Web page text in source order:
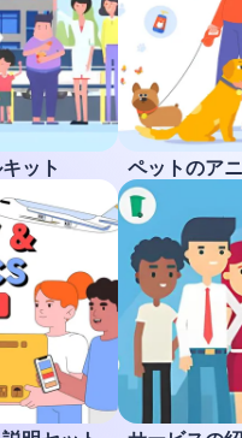
ット ペットのア